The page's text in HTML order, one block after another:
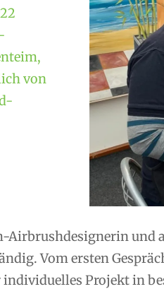
von
Airbrushdesignerin und
Vom ersten
Projekt in